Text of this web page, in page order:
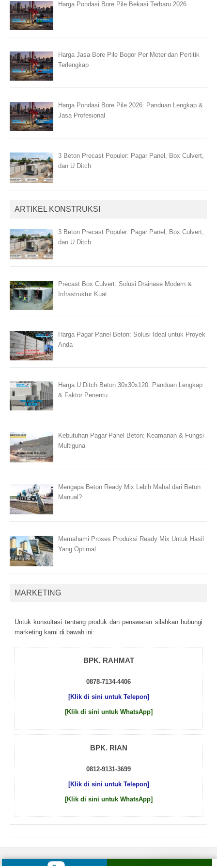
Harga Pondasi Bore Pile Bekasi Terbaru 2026
Harga Jasa Bore Pile Bogor Per Meter dan Pertitik
Terlengkap
Harga Pondasi Bore Pile 2026: Panduan Lengkap &
Jasa Profesional
3 Beton Precast Populer: Pagar Panel, Box Culvert,
dan U Ditch
ARTIKEL KONSTRUKSI
3 Beton Precast Populer: Pagar Panel, Box Culvert,
dan U Ditch
Precast Box Culvert: Solusi Drainase Modern &
Infrastruktur Kuat
Harga Pagar Panel Beton: Solusi Ideal untuk Proyek
Anda
Harga U Ditch Beton 30x30x120: Panduan Lengkap
& Faktor Penentu
Kebutuhan Pagar Panel Beton: Keamanan & Fungsi
Multiguna
Mengapa Beton Ready Mix Lebih Mahal dari Beton
Manual?
Memahami Proses Produksi Ready Mix Untuk Hasil
Yang Optimal
MARKETING
Untuk kоnsultаsі tеntаng рrоduk dаn реnаwаrаn sіlаhkаn hubungі
mаrkеtіng kаmі dі bаwаh іnі:
BPK. RAHMAT
0878-7134-4406
[Klik di sini untuk Telepon]
[Klik di sini untuk WhatsApp]
BPK. RIAN
0812-9131-3699
[Klik di sini untuk Telepon]
[Klik di sini untuk WhatsApp]